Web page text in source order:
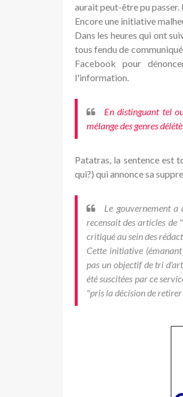
aurait peut-être pu passer.
Encore une initiative
Dans les heures qui ont
tous fendu de
Facebook pour
l'information.
En distinguant tel
mélange des genres
Patatras, la sentence est
qui?) qui annonce sa
Le gouvernement
recensait des articles
critiqué au sein des
Cette initiative
pas un objectif de tri
été suscitées par ce
"pris la décision de